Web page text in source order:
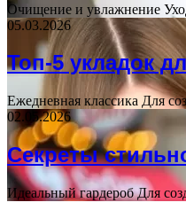
Очищение и увлажнение
05.03.2026
Топ-5 укладок
Ежедневная классика Для
02.05.2026
Секреты
Идеальный гардероб Для